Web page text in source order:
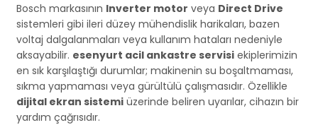
Bosch markasının Inverter motor veya Direct Drive
sistemleri gibi ileri düzey mühendislik harikaları, bazen
voltaj dalgalanmaları veya kullanım hataları nedeniyle
aksayabilir. esenyurt acil ankastre servisi ekiplerimizin
en sık karşılaştığı durumlar; makinenin su boşaltmaması,
sıkma yapmaması veya gürültülü çalışmasıdır. Özellikle
dijital ekran sistemi üzerinde beliren uyarılar, cihazın bir
yardım çağrısıdır.